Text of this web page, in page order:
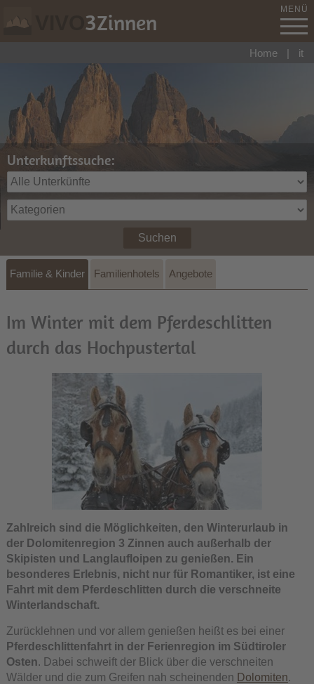
3Zinnen MENÜ
Unterkunftssuche:
Suchen
Home | it
Familie & Kinder Familienhotels Angebote
Im Winter mit dem Pferdeschlitten
durch das Hochpustertal
Zahlreich sind die Möglichkeiten, den Winterurlaub in
der Dolomitenregion 3 Zinnen auch außerhalb der
Skipisten und Langlaufloipen zu genießen. Ein
besonderes Erlebnis, nicht nur für Romantiker, ist eine
Fahrt mit dem Pferdeschlitten durch die verschneite
Winterlandschaft.
Zurücklehnen und vor allem genießen heißt es bei einer
Pferdeschlittenfahrt in der Ferienregion im Südtiroler
Osten. Dabei schweift der Blick über die verschneiten
Wälder und die zum Greifen nah scheinenden Dolomiten.